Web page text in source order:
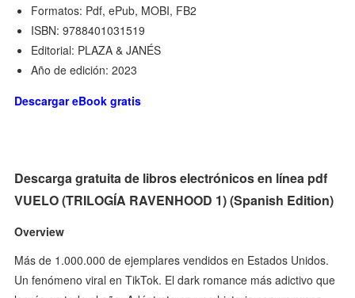
Formatos: Pdf, ePub, MOBI, FB2
ISBN: 9788401031519
Editorial: PLAZA & JANÉS
Año de edición: 2023
Descargar eBook gratis
Descarga gratuita de libros electrónicos en línea pdf
VUELO (TRILOGÍA RAVENHOOD 1) (Spanish Edition)
Overview
Más de 1.000.000 de ejemplares vendidos en Estados Unidos.
Un fenómeno viral en TikTok. El dark romance más adictivo que